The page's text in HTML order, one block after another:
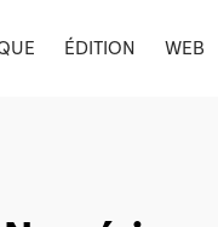
ÉDITION WEB